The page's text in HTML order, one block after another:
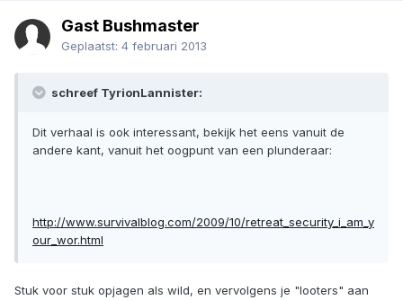
Gast Bushmaster
Geplaatst: 4 februari 2013
schreef TyrionLannister:
Dit verhaal is ook interessant, bekijk het eens vanuit de
andere kant, vanuit het oogpunt van een plunderaar:
http://www.survivalblog.com/2009/10/retreat_security_i_am_y
our_wor.html
Stuk voor stuk opjagen als wild, en vervolgens je "looters" aan